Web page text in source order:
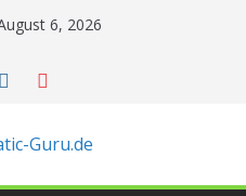
6, 2026